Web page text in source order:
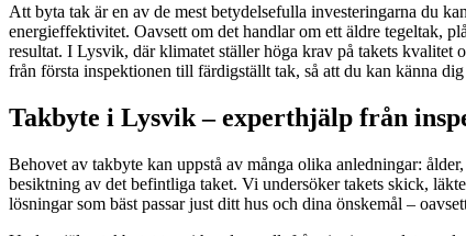
Att byta tak är en av de mest betydelsefulla investeringarna du
energieffektivitet. Oavsett om det handlar om ett äldre tegeltak,
resultat. I Lysvik, där klimatet ställer höga krav på takets kvalitet
från första inspektionen till färdigställt tak, så att du kan känna
Takbyte i Lysvik – experthjälp från
Behovet av takbyte kan uppstå av många olika anledningar:
besiktning av det befintliga taket. Vi undersöker takets skick,
lösningar som bäst passar just ditt hus och dina önskemål –